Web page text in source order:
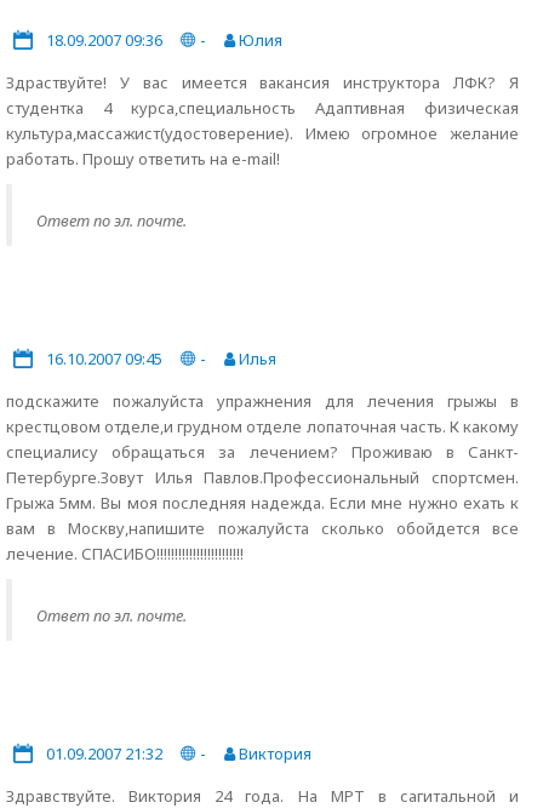
18.09.2007 09:36 -
Юлия
Здраствуйте! У вас имеется вакансия инструктора ЛФК? Я
студентка 4 курса,специальность Адаптивная физическая
культура,массажист(удостоверение). Имею огромное желание
работать. Прошу ответить на e-mail!
Ответ по эл. почте.
16.10.2007 09:45 -
Илья
подскажите пожалуйста упражнения для лечения грыжы в
крестцовом отделе,и грудном отделе лопаточная часть. К какому
специалису обращаться за лечением? Проживаю в Санкт-
Петербурге.Зовут Илья Павлов.Профессиональный спортсмен.
Грыжа 5мм. Вы моя последняя надежда. Если мне нужно ехать к
вам в Москву,напишите пожалуйста сколько обойдется все
лечение. СПАСИБО!!!!!!!!!!!!!!!!!!!!!!!!
Ответ по эл. почте.
01.09.2007 21:32 -
Виктория
Здравствуйте. Виктория 24 года. На МРТ в сагитальной и